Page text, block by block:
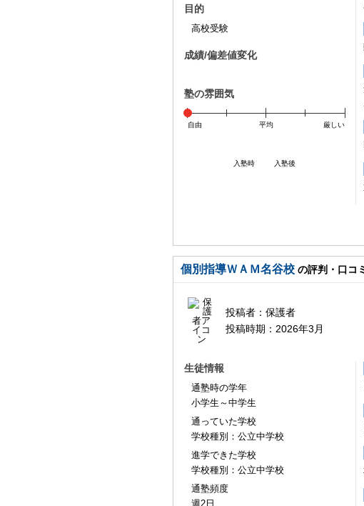
目的
高校受験
成績/偏差値変化
入塾時 入塾後
塾の雰囲気
自由 平均 厳しい
個別指導ＷＡＭ名谷校 の評判・口コミ
投稿者： 保護者
投稿時期： 2026年3月
生徒情報
通塾時の学年
小学生～中学生
通っていた学校
学校種別：公立中学校
進学できた学校
学校種別：公立中学校
通塾頻度
週2日